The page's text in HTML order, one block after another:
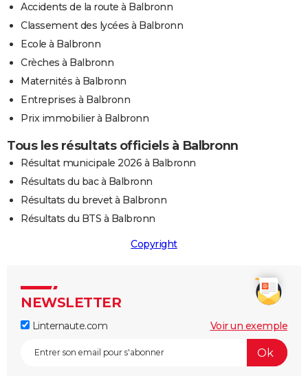
Accidents de la route à Balbronn
Classement des lycées à Balbronn
Ecole à Balbronn
Crèches à Balbronn
Maternités à Balbronn
Entreprises à Balbronn
Prix immobilier à Balbronn
Tous les résultats officiels à Balbronn
Résultat municipale 2026 à Balbronn
Résultats du bac à Balbronn
Résultats du brevet à Balbronn
Résultats du BTS à Balbronn
Copyright
NEWSLETTER
Linternaute.com Voir un exemple